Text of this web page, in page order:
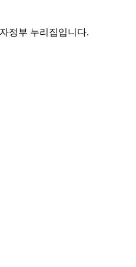
정부 누리집입니다.